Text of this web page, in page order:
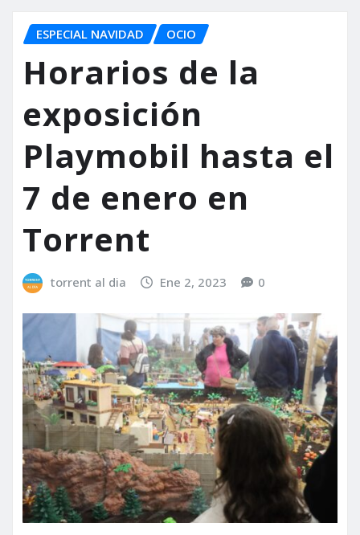
ESPECIAL NAVIDAD OCIO
Horarios de la
exposición
Playmobil hasta el
7 de enero en
Torrent
torrent al dia Ene 2, 2023 0